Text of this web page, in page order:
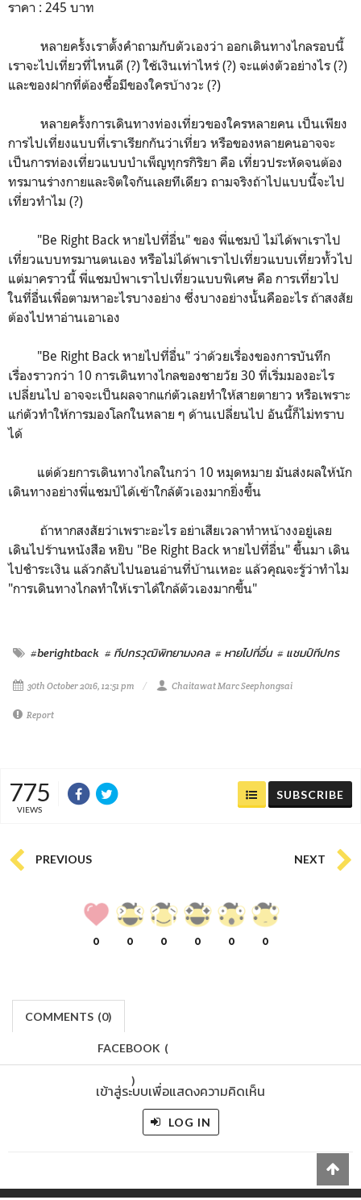
ราคา : 245 บาท
หลายครั้งเราตั้งคำถามกับตัวเองว่า ออกเดินทางไกลรอบนี้
เราจะไปเที่ยวที่ไหนดี (?) ใช้เงินเท่าไหร่ (?) จะแต่งตัวอย่างไร (?)
และของฝากที่ต้องซื้อมีของใครบ้างวะ (?)
หลายครั้งการเดินทางท่องเที่ยวของใครหลายคน เป็นเพียง
การไปเที่ยงแบบที่เราเรียกกันว่าเที่ยว หรือของหลายคนอาจจะ
เป็นการท่องเที่ยวแบบบำเพ็ญทุกรกิริยา คือ เที่ยวประหัดจนต้อง
ทรมานร่างกายและจิตใจกันเลยทีเดียว ถามจริงถ้าไปแบบนี้จะไป
เที่ยวทำไม (?)
"Be Right Back หายไปที่อื่น" ของ พี่แชมป์ ไม่ได้พาเราไป
เที่ยวแบบทรมานตนเอง หรือไม่ได้พาเราไปเที่ยวแบบเที่ยวทั้วไป
แต่มาคราวนี้ พี่แชมป์พาเราไปเที่ยวแบบพิเศษ คือ การเที่ยวไป
ในที่อื่นเพื่อตามหาอะไรบางอย่าง ซึ่งบางอย่างนั้นคืออะไร ถ้าสงสัย
ต้องไปหาอ่านเอาเอง
"Be Right Back หายไปที่อื่น" ว่าด้วยเรื่องของการบันทึก
เรื่องราวกว่า 10 การเดินทางไกลของชายวัย 30 ที่เริ่มมองอะไร
เปลี่ยนไป อาจจะเป็นผลจากแก่ตัวเลยทำให้สายตายาว หรือเพราะ
แก่ตัวทำให้การมองโลกในหลาย ๆ ด้านเปลี่ยนไป อันนี้ก็ไม่ทราบ
ได้
แต่ด้วยการเดินทางไกลในกว่า 10 หมุดหมาย มันส่งผลให้นัก
เดินทางอย่างพี่แชมป์ได้เข้าใกล้ตัวเองมากยิ่งขึ้น
ถ้าหากสงสัยว่าเพราะอะไร อย่าเสียเวลาทำหน้างงอยู่เลย
เดินไปร้านหนังสือ หยิบ "Be Right Back หายไปที่อื่น" ขึ้นมา เดิน
ไปชำระเงิน แล้วกลับไปนอนอ่านที่บ้านเหอะ แล้วคุณจะรู้ว่าทำไม
"การเดินทางไกลทำให้เราได้ใกล้ตัวเองมากขึ้น"
#berightback # ทีปกรวุฒิพิทยามงคล # หายไปที่อื่น # แชมป์ทีปกร
30th October 2016, 12:51 pm Chaitawat Marc Seephongsai
Report
775
VIEWS
SUBSCRIBE
PREVIOUS NEXT
0 0 0 0 0 0
COMMENTS (0)
FACEBOOK (
)
เข้าสู่ระบบเพื่อแสดงความคิดเห็น
LOG IN